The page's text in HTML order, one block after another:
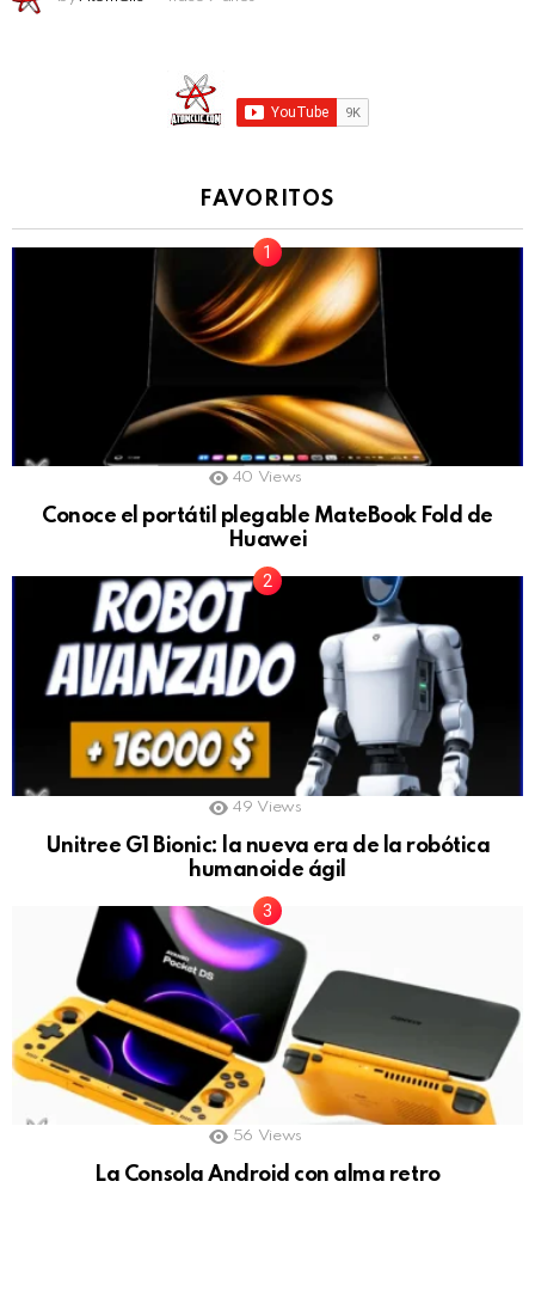
FAVORITOS
40 Views
Conoce el portátil plegable MateBook Fold de
Huawei
49 Views
Unitree G1 Bionic: la nueva era de la robótica
humanoide ágil
56 Views
La Consola Android con alma retro